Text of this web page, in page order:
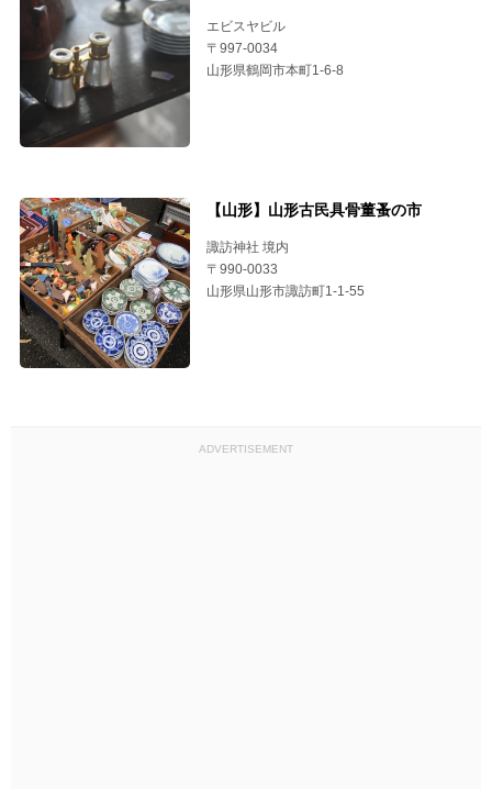
エビスヤビル
〒997-0034
山形県鶴岡市本町1-6-8
【山形】山形古民具骨董蚤の市
諏訪神社 境内
〒990-0033
山形県山形市諏訪町1-1-55
ADVERTISEMENT